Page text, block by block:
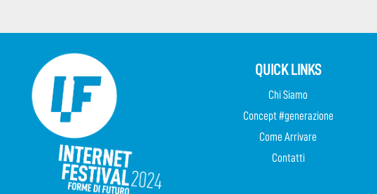
QUICK LINKS
Chi Siamo
Concept #generazione
Come Arrivare
Contatti